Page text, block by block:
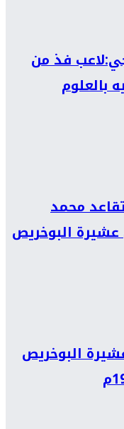
فذ من
بالعلوم
محمد
البوخريص
البوخريص